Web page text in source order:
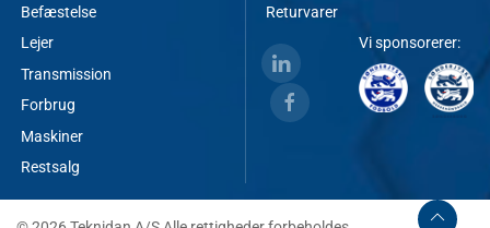
Befæstelse
Lejer
Transmission
Forbrug
Maskiner
Restsalg
Returvarer
Vi sponsorerer: